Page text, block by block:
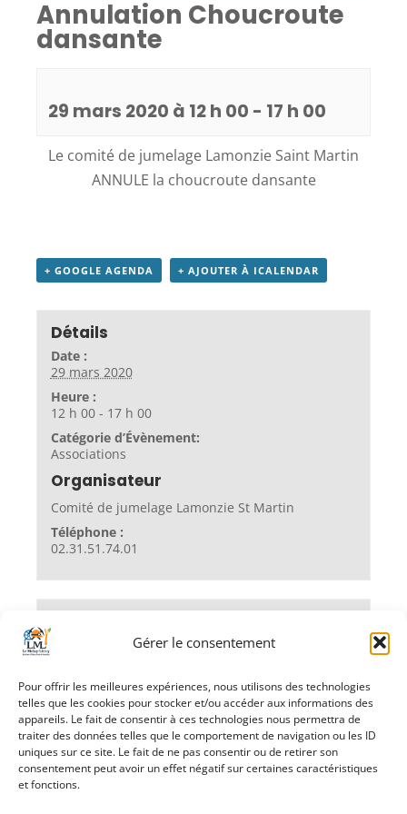
Gérer le consentement
Pour offrir les meilleures expériences, nous utilisons des technologies
telles que les cookies pour stocker et/ou accéder aux informations des
appareils. Le fait de consentir à ces technologies nous permettra de
traiter des données telles que le comportement de navigation ou les ID
uniques sur ce site. Le fait de ne pas consentir ou de retirer son
consentement peut avoir un effet négatif sur certaines caractéristiques
et fonctions.
Annulation Choucroute
dansante
29 mars 2020 à 12 h 00 - 17 h 00
Le comité de jumelage Lamonzie Saint Martin
ANNULE la choucroute dansante
+ GOOGLE AGENDA + AJOUTER À ICALENDAR
Détails
Date :
29 mars 2020
Heure :
12 h 00 - 17 h 00
Catégorie d’Évènement:
Associations
Organisateur
Comité de jumelage Lamonzie St Martin
Téléphone :
02.31.51.74.01
Salle des Fêtes
«Annulation
Super Loto APE des
Mineurs – Collège
Centre
d’Information et
de Recrutement
des Forces Armées